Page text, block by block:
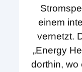
einem
vernetzt.
„Energy
dorthin, wo